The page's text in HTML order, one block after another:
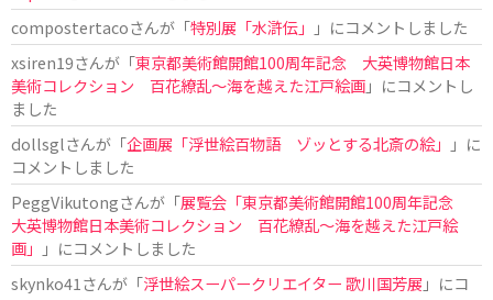
compostertacoさんが「特別展「水滸伝」
」にコメントしました
xsiren19さんが「東京都美術館開館100周年記念 大英博物館日本
美術コレクション 百花繚乱～海を越えた江戸絵画」にコメントし
ました
dollsglさんが「企画展「浮世絵百物語 ゾッとする北斎の絵」
」に
コメントしました
PeggVikutongさんが「展覧会「東京都美術館開館100周年記念
大英博物館日本美術コレクション 百花繚乱〜海を越えた江戸絵
画」
」にコメントしました
skynko41さんが「浮世絵スーパークリエイター 歌川国芳展 」にコ